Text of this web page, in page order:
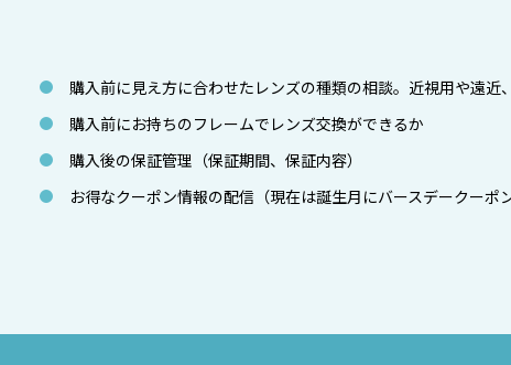
購入前に見え方に合わせたレンズの種類の相談。近視用や遠近
購入前にお持ちのフレームでレンズ交換ができるか
購入後の保証管理（保証期間、保証内容）
お得なクーポン情報の配信（現在は誕生月にバースデークーポン